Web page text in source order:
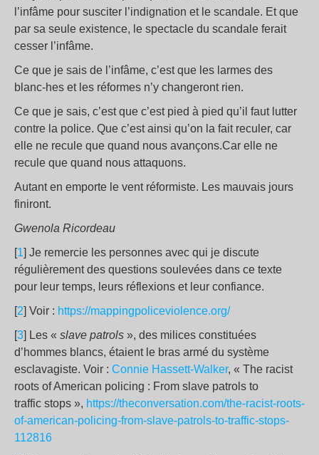
l’infâme pour susciter l’indignation et le scandale. Et que
par sa seule existence, le spectacle du scandale ferait
cesser l’infâme.
Ce que je sais de l’infâme, c’est que les larmes des
blanc-hes et les réformes n’y changeront rien.
Ce que je sais, c’est que c’est pied à pied qu’il faut lutter
contre la police. Que c’est ainsi qu’on la fait reculer, car
elle ne recule que quand nous avançons.Car elle ne
recule que quand nous attaquons.
Autant en emporte le vent réformiste. Les mauvais jours
finiront.
Gwenola Ricordeau
[1] Je remercie les personnes avec qui je discute
régulièrement des questions soulevées dans ce texte
pour leur temps, leurs réflexions et leur confiance.
[2] Voir : https://mappingpoliceviolence.org/
[3] Les « slave patrols », des milices constituées
d’hommes blancs, étaient le bras armé du système
esclavagiste. Voir : Connie Hassett-Walker, « The racist
roots of American policing : From slave patrols to
traffic stops », https://theconversation.com/the-racist-roots-
of-american-policing-from-slave-patrols-to-traffic-stops-
112816